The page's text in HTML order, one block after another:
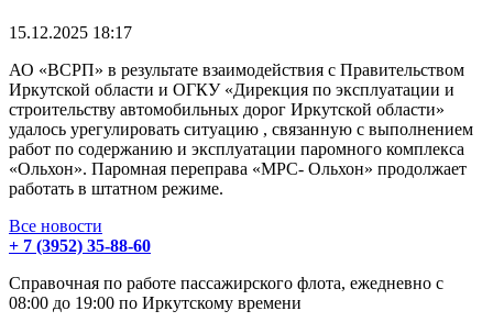
15.12.2025 18:17
АО «ВСРП» в результате взаимодействия с Правительством
Иркутской области и ОГКУ «Дирекция по эксплуатации и
строительству автомобильных дорог Иркутской области»
удалось урегулировать ситуацию , связанную с выполнением
работ по содержанию и эксплуатации паромного комплекса
«Ольхон». Паромная переправа «МРС- Ольхон» продолжает
работать в штатном режиме.
Все новости
+ 7 (3952) 35-88-60
Справочная по работе пассажирского флота, ежедневно с
08:00 до 19:00 по Иркутскому времени